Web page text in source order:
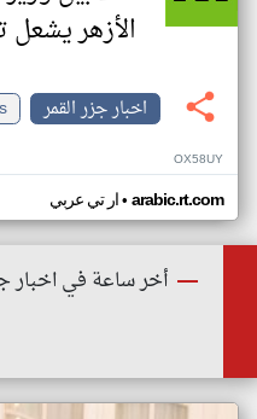
الأزهر يشعل
اخبار جزر القمر
OX58UY
ار تي عربي• arabic.rt.com
أخر ساعة في اخبار